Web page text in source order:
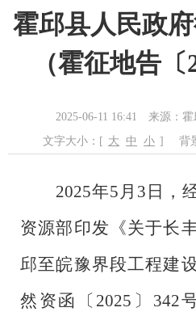
霍邱县人民政
（霍征地告〔
2025-06-11 16:41
来源：
文字大小：[ 大 中 小 ] 背
2025年5 月 3 日，
资源部印发 《关于长
邱至皖豫界段工程建
然资函
〔 2025 〕 342